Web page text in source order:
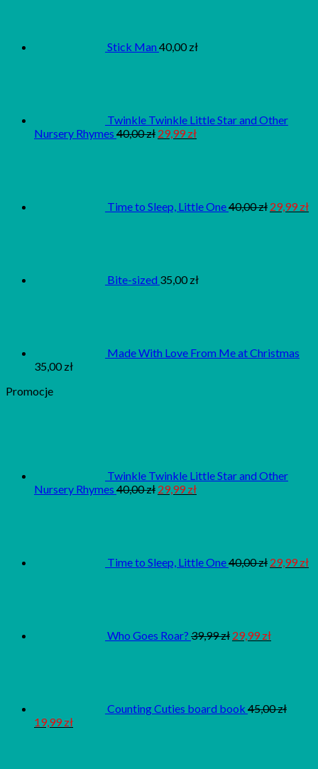
Stick Man40,00 zł
Twinkle Twinkle Little Star and Other
Nursery Rhymes 40,00zł 29,99zł
Time to Sleep, Little One40,00zł 29,99zł
Bite-sized 35,00 zł
Made With Love From Me at Christmas
35,00 zł
Promocje
Twinkle Twinkle Little Star and Other
Nursery Rhymes 40,00zł 29,99zł
Time to Sleep, Little One40,00zł 29,99zł
Who Goes Roar? 39,99zł 29,99zł
Counting Cuties board book 45,00zł
19,99zł